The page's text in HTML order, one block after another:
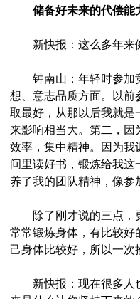
储备好未来的代偿能
新快报：这么多年来健
钟南山：年轻时参加竞
想、意志品质方面。以前
取最好，从那以后我就是
来影响相当大。第二，因
效率，集中精神。因为我
间里读好书，锻炼给我
养了我的团队精神，像参
除了刚才说的三点，更
常常锻炼身体，有比较好
己身体比较好，所以一次
新快报：现在很多人也